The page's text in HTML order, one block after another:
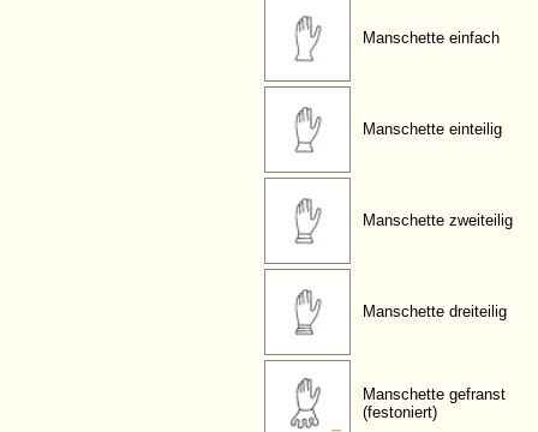
Manschette einfach
Manschette einteilig
Manschette zweiteilig
Manschette dreiteilig
Manschette gefranst
(festoniert)